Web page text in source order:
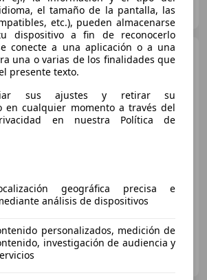
DE GRAN CANARIA
Audi A3 Sportback 40 TFSIe
Advanced S tronic
€ 24.990
DE GRAN CANARIA
el tamaño de la pantalla, las
etc.), pueden almacenarse
dispositivo a fin de reconocerlo
conecte a una aplicación o a una
una o varias de los finalidades que
presente texto.
sus ajustes y retirar su
en cualquier momento a través del
en nuestra Política de
geográfica precisa e
análisis de dispositivos
personalizados, medición de
investigación de audiencia y